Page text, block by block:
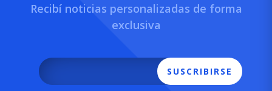
Recibí noticias personalizadas de forma
exclusiva
SUSCRIBIRSE